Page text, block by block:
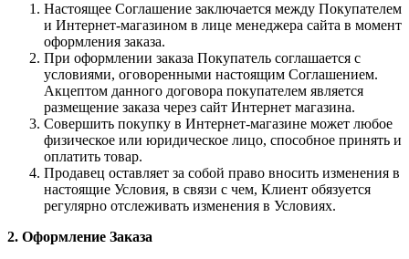
Настоящее Соглашение заключается между Покупателем
и Интернет-магазином в лице менеджера сайта в момент
оформления заказа.
При оформлении заказа Покупатель соглашается с
условиями, оговоренными настоящим Соглашением.
Акцептом данного договора покупателем является
размещение заказа через сайт Интернет магазина.
Совершить покупку в Интернет-магазине может любое
физическое или юридическое лицо, способное принять и
оплатить товар.
Продавец оставляет за собой право вносить изменения в
настоящие Условия, в связи с чем, Клиент обязуется
регулярно отслеживать изменения в Условиях.
2. Оформление Заказа